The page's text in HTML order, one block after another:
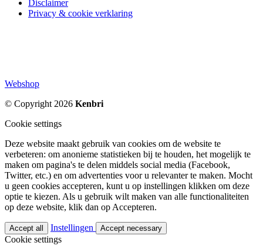
Disclaimer
Privacy & cookie verklaring
Webshop
© Copyright 2026 Kenbri
Cookie settings
Deze website maakt gebruik van cookies om de website te
verbeteren: om anonieme statistieken bij te houden, het mogelijk te
maken om pagina's te delen middels social media (Facebook,
Twitter, etc.) en om advertenties voor u relevanter te maken. Mocht
u geen cookies accepteren, kunt u op instellingen klikken om deze
optie te kiezen. Als u gebruik wilt maken van alle functionaliteiten
op deze website, klik dan op Accepteren.
Accept all Instellingen Accept necessary
Cookie settings